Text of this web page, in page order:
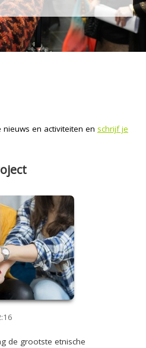
en activiteiten en schrijf je
de grootste etnische